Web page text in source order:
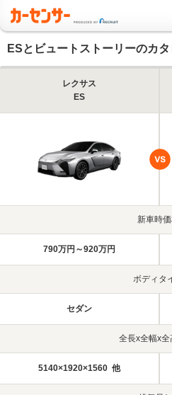
ESとビュートストーリーのカ
レクサス
ES
新車時
790万円～920万円
ボディタ
セダン
全長x全幅x全
5140×1920×1560 他